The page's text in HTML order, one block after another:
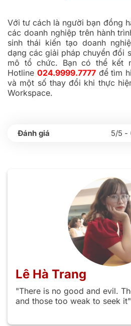
Với tư cách là người bạn đồng
các doanh nghiệp trên hành
sinh thái kiến tạo doanh
dạng các giải pháp chuyển đổi
mô tổ chức. Bạn có thể kết
Hotline 024.9999.7777để tìm
và một số thay đổi khi thực
Workspace.
5/5 -
Lê Hà Trang
"There is no good and evil.
and those too weak to seek it"